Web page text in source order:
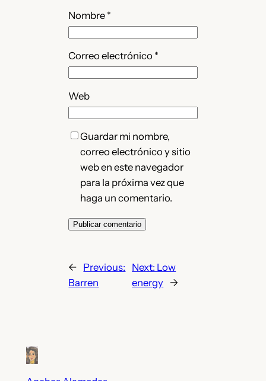
Nombre *
Correo electrónico *
Web
Guardar mi nombre,
correo electrónico y sitio
web en este navegador
para la próxima vez que
haga un comentario.
← Previous:
Barren
Next: Low
energy →